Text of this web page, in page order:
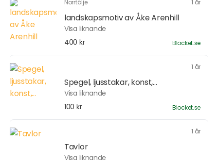
Norrtälje 1 år
landskapsmotiv av Åke Arenhill
Visa liknande
400 kr
Blocket.se
1 år
Spegel, ljusstakar, konst,...
Visa liknande
100 kr
Blocket.se
1 år
Tavlor
Visa liknande